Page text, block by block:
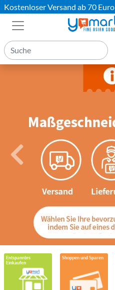
Kostenloser Versand ab 70 Euro
Previous
Entspanntes
Einkaufen
Shoppen und Sparen